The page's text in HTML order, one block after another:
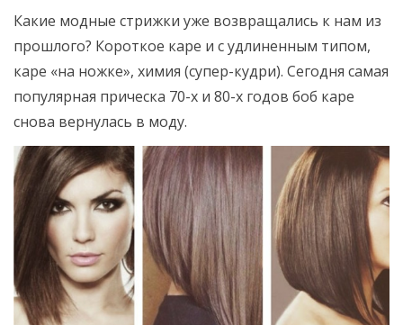
Какие модные стрижки уже возвращались к нам из
прошлого? Короткое каре и с удлиненным типом,
каре «на ножке», химия (супер-кудри). Сегодня самая
популярная прическа 70-х и 80-х годов боб каре
снова вернулась в моду.